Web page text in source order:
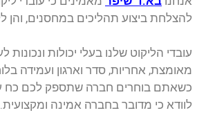
להצלחת ביצוע תהליכים במחסנים, והן
עובדי הליקוט שלנו בעלי יכולות ונכונות
מאומצת, אחריות, סדר וארגון ועמידה
כשאתם בוחרים חברה שתספק לכם כח
לוודא כי מדובר בחברה אמינה ומקצועית.